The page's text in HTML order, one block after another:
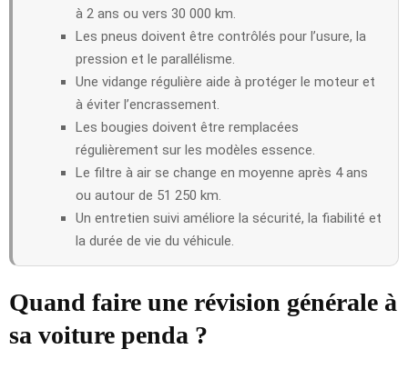
à 2 ans ou vers 30 000 km.
Les pneus doivent être contrôlés pour l’usure, la
pression et le parallélisme.
Une vidange régulière aide à protéger le moteur et
à éviter l’encrassement.
Les bougies doivent être remplacées
régulièrement sur les modèles essence.
Le filtre à air se change en moyenne après 4 ans
ou autour de 51 250 km.
Un entretien suivi améliore la sécurité, la fiabilité et
la durée de vie du véhicule.
Quand faire une révision générale à
sa voiture penda ?